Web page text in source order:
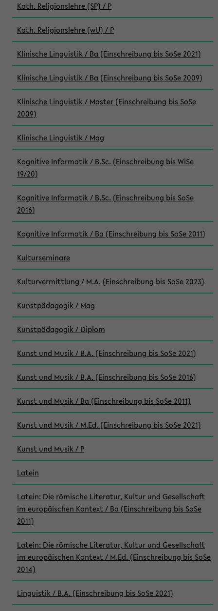
Kath. Religionslehre (SP) / P
Kath. Religionslehre (wU) / P
Klinische Linguistik / Ba (Einschreibung bis SoSe 2021)
Klinische Linguistik / Ba (Einschreibung bis SoSe 2009)
Klinische Linguistik / Master (Einschreibung bis SoSe
2009)
Klinische Linguistik / Mag
Kognitive Informatik / B.Sc. (Einschreibung bis WiSe
19/20)
Kognitive Informatik / B.Sc. (Einschreibung bis SoSe
2016)
Kognitive Informatik / Ba (Einschreibung bis SoSe 2011)
Kulturseminare
Kulturvermittlung / M.A. (Einschreibung bis SoSe 2023)
Kunstpädagogik / Mag
Kunstpädagogik / Diplom
Kunst und Musik / B.A. (Einschreibung bis SoSe 2021)
Kunst und Musik / B.A. (Einschreibung bis SoSe 2016)
Kunst und Musik / Ba (Einschreibung bis SoSe 2011)
Kunst und Musik / M.Ed. (Einschreibung bis SoSe 2021)
Kunst und Musik / P
Latein
Latein: Die römische Literatur, Kultur und Gesellschaft
im europäischen Kontext / Ba (Einschreibung bis SoSe
2011)
Latein: Die römische Literatur, Kultur und Gesellschaft
im europäischen Kontext / M.Ed. (Einschreibung bis SoSe
2014)
Linguistik / B.A. (Einschreibung bis SoSe 2021)